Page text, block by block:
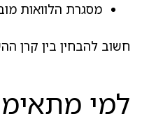
מסגרת הלוואות
חשוב להבחין בין קרן
למי